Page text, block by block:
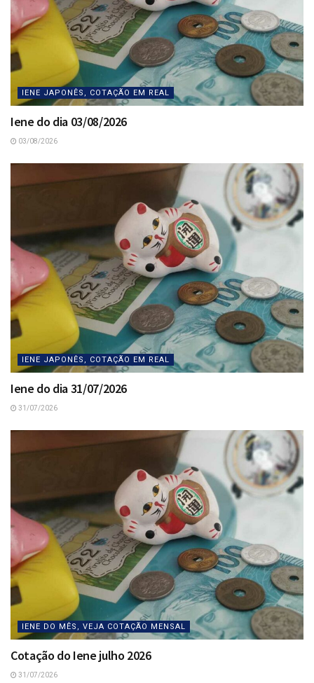
IENE JAPONÊS, COTAÇÃO EM REAL
Iene do dia 03/08/2026
03/08/2026
IENE JAPONÊS, COTAÇÃO EM REAL
Iene do dia 31/07/2026
31/07/2026
IENE DO MÊS, VEJA COTAÇÃO MENSAL
Cotação do Iene julho 2026
31/07/2026